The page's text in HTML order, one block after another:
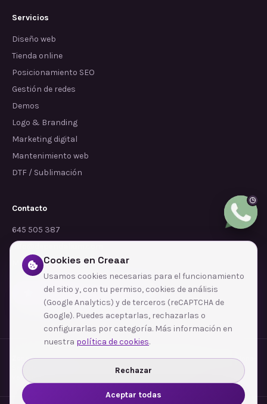
Servicios
Diseño web
Tienda online
Posicionamiento SEO
Gestión de redes
Demos
Logo & Branding
Marketing digital
Mantenimiento web
DTF / Sublimación
Contacto
645 505 387
info@dependalium.com
Mataró (Barcelona)
Déjanos tu reseña en Google
Zonas de cobertura·Barcelona·L'Hospitalet de Llobregat·Terrassa·Badalona
Sabadell
Santa Coloma de Gramenet
Ver todas las zonas →
Cookies en Creaar
Usamos cookies necesarias para el funcionamiento
del sitio y, con tu permiso, cookies de análisis
(Google Analytics) y de terceros (reCAPTCHA de
Google). Puedes aceptarlas, rechazarlas o
configurarlas por categoría. Más información en
nuestra política de cookies.
Rechazar
Aceptar todas